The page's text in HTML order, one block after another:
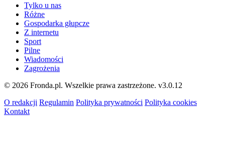
Tylko u nas
Różne
Gospodarka głupcze
Z internetu
Sport
Pilne
Wiadomości
Zagrożenia
© 2026 Fronda.pl. Wszelkie prawa zastrzeżone. v3.0.12
O redakcji Regulamin Polityka prywatności Polityka cookies
Kontakt